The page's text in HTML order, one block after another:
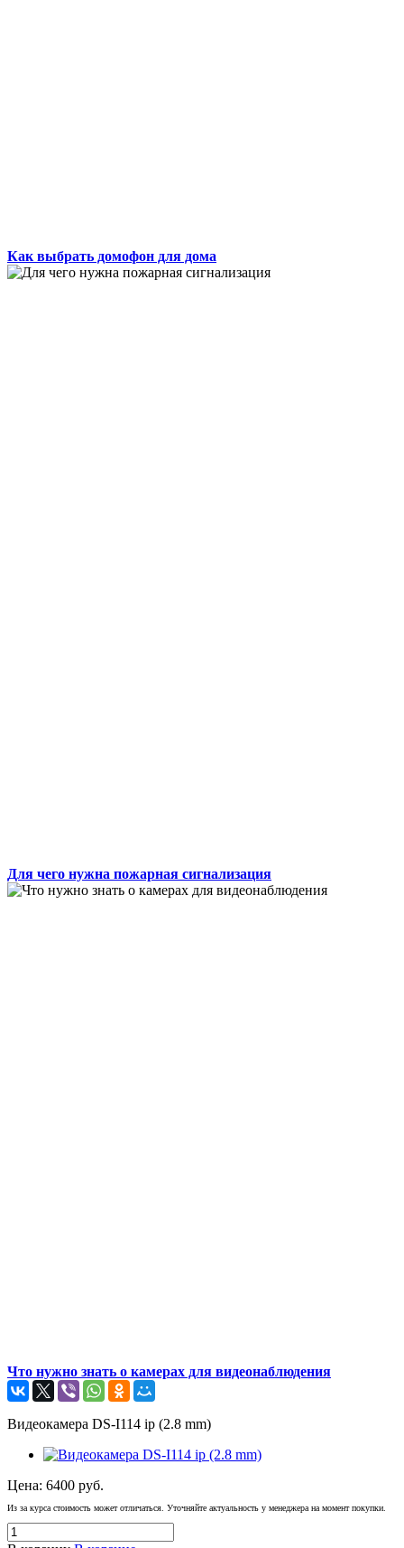
Как выбрать домофон для дома
Для чего нужна пожарная сигнализация
Что нужно знать о камерах для видеонаблюдения
Видеокамера DS-I114 ip (2.8 mm)
Цена: 6400 руб.
Из за курса стоимость может отличаться. Уточняйте актуальность у менеджера на момент покупки.